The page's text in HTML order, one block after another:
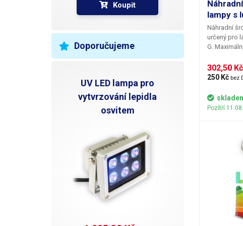
Koupit
Doporučujeme
UV LED lampa pro
vytvrzování lepidla
osvitem
Vypínač
Délka
Váha
lampy s
Náhradní
určený pro
G.
302,50 Kč
250 Kč bez
Pozítří